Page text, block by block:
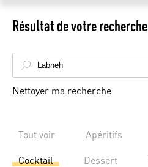
Résultat de votre recherche
Nettoyer ma recherche
Tout voir Apéritifs
Cocktail Dessert